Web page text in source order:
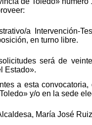
a Intervención-
en turno libre.
será de
Estado».
a esta
y/o en la sede
María José